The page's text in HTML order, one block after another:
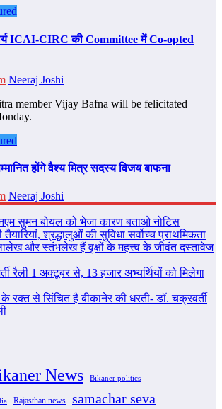
ICAI-CIRC की Committee में Co-opted
Neeraj Joshi
होंगे वैश्य मित्र सदस्य विजय बाफना
Neeraj Joshi
सुमन बोयल को भेजा कारण बताओ नोटिस
तैयारियां, श्रद्धालुओं की सुविधा सर्वोच्च प्राथमिकता
और स्तंभलेख हैं वृक्षों के महत्त्व के जीवंत दस्तावेज
रैली 1 अक्टूबर से, 13 हजार अभ्यर्थियों को मिलेगा
के रक्त से सिंचित है बीकानेर की धरती- डॉ. चक्रवर्ती
News Bikaner politics
Rajasthan news samachar seva